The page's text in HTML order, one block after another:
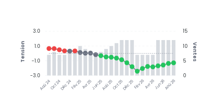
Aoû 24Oct 24Déc 24Fév 25Avr 25Jun 25Aoû 25Oct 25Déc 25Fév 26Avr 26Jun 26Aoû 26
15
10
5
0
Ventes
3.0
1.0
-1.0
-3.0
Tension